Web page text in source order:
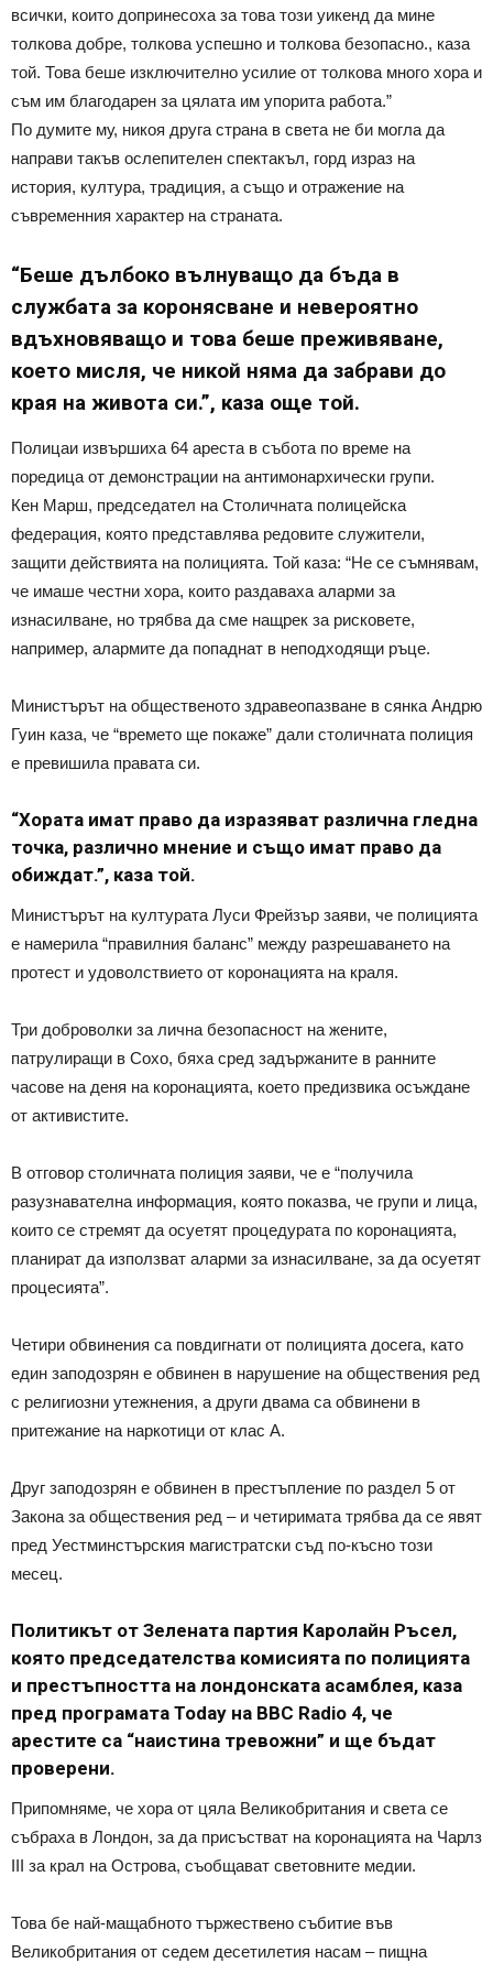
всички, които допринесоха за това този уикенд да мине
толкова добре, толкова успешно и толкова безопасно., каза
той. Това беше изключително усилие от толкова много хора и
съм им благодарен за цялата им упорита работа.”
По думите му, никоя друга страна в света не би могла да
направи такъв ослепителен спектакъл, горд израз на
история, култура, традиция, а също и отражение на
съвременния характер на страната.
“Беше дълбоко вълнуващо да бъда в
службата за коронясване и невероятно
вдъхновяващо и това беше преживяване,
което мисля, че никой няма да забрави до
края на живота си.”, каза още той.
Полицаи извършиха 64 ареста в събота по време на
поредица от демонстрации на антимонархически групи.
Кен Марш, председател на Столичната полицейска
федерация, която представлява редовите служители,
защити действията на полицията. Той каза: “Не се съмнявам,
че имаше честни хора, които раздаваха аларми за
изнасилване, но трябва да сме нащрек за рисковете,
например, алармите да попаднат в неподходящи ръце.
Министърът на общественото здравеопазване в сянка Андрю
Гуин каза, че “времето ще покаже” дали столичната полиция
е превишила правата си.
“Хората имат право да изразяват различна гледна
точка, различно мнение и също имат право да
обиждат.”, каза той.
Министърът на културата Луси Фрейзър заяви, че полицията
е намерила “правилния баланс” между разрешаването на
протест и удоволствието от коронацията на краля.
Три доброволки за лична безопасност на жените,
патрулиращи в Сохо, бяха сред задържаните в ранните
часове на деня на коронацията, което предизвика осъждане
от активистите.
В отговор столичната полиция заяви, че е “получила
разузнавателна информация, която показва, че групи и лица,
които се стремят да осуетят процедурата по коронацията,
планират да използват аларми за изнасилване, за да осуетят
процесията”.
Четири обвинения са повдигнати от полицията досега, като
един заподозрян е обвинен в нарушение на обществения ред
с религиозни утежнения, а други двама са обвинени в
притежание на наркотици от клас А.
Друг заподозрян е обвинен в престъпление по раздел 5 от
Закона за обществения ред – и четиримата трябва да се явят
пред Уестминстърския магистратски съд по-късно този
месец.
Политикът от Зелената партия Каролайн Ръсел,
която председателства комисията по полицията
и престъпността на лондонската асамблея, каза
пред програмата Today на BBC Radio 4, че
арестите са “наистина тревожни” и ще бъдат
проверени.
Припомняме, че хора от цяла Великобритания и света се
събраха в Лондон, за да присъстват на коронацията на Чарлз
III за крал на Острова, съобщават световните медии.
Това бе най-мащабното тържествено събитие във
Великобритания от седем десетилетия насам – пищна